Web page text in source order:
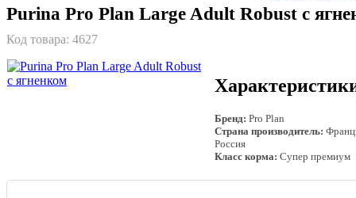
Purina Pro Plan Large Adult Robust с
Код товара: 4627
Бренд: Pro Plan
Страна производитель:
Россия
Класс корма: Супер премиум